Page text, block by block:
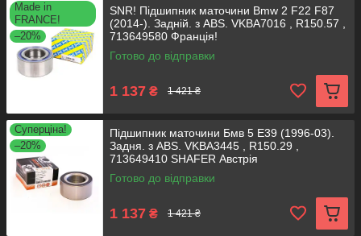
Made in
FRANCE!
–20%
SNR! Підшипник маточини Bmw 2 F22 F87
(2014-). Задній. з ABS. VKBA7016 , R150.57 ,
713649580 Франція!
Готово до відправки
1 137 ₴ 1 421 ₴
Суперціна!
–20%
Підшипник маточини Бмв 5 Е39 (1996-03).
Задня. з ABS. VKBA3445 , R150.29 ,
713649410 SHAFER Австрія
Готово до відправки
1 137 ₴ 1 421 ₴